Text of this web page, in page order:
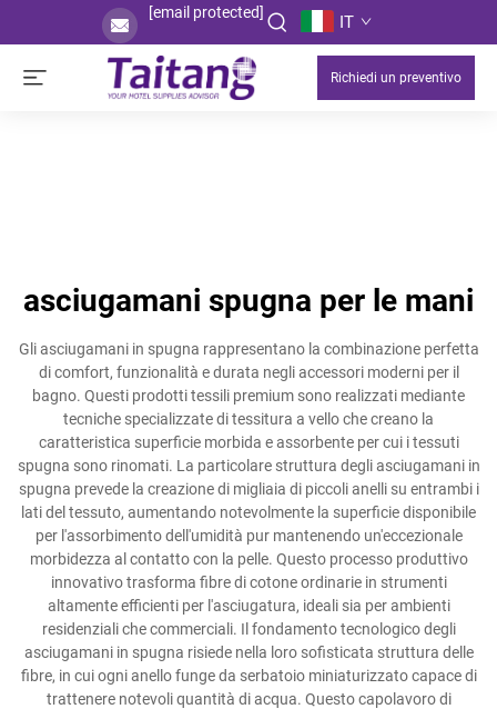
[email protected] IT
Richiedi un preventivo
asciugamani spugna per le mani
Gli asciugamani in spugna rappresentano la combinazione perfetta
di comfort, funzionalità e durata negli accessori moderni per il
bagno. Questi prodotti tessili premium sono realizzati mediante
tecniche specializzate di tessitura a vello che creano la
caratteristica superficie morbida e assorbente per cui i tessuti
spugna sono rinomati. La particolare struttura degli asciugamani in
spugna prevede la creazione di migliaia di piccoli anelli su entrambi i
lati del tessuto, aumentando notevolmente la superficie disponibile
per l'assorbimento dell'umidità pur mantenendo un'eccezionale
morbidezza al contatto con la pelle. Questo processo produttivo
innovativo trasforma fibre di cotone ordinarie in strumenti
altamente efficienti per l'asciugatura, ideali sia per ambienti
residenziali che commerciali. Il fondamento tecnologico degli
asciugamani in spugna risiede nella loro sofisticata struttura delle
fibre, in cui ogni anello funge da serbatoio miniaturizzato capace di
trattenere notevoli quantità di acqua. Questo capolavoro di